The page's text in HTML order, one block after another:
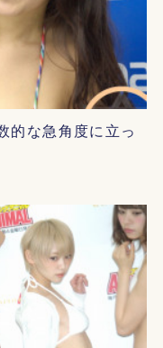
的な急角度に立っ